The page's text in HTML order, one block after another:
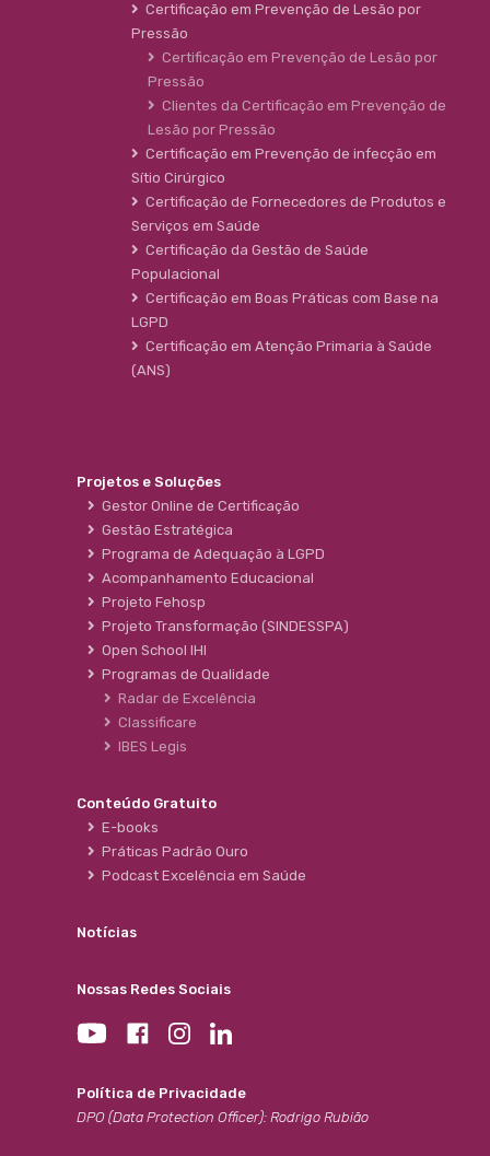
Certificação em Prevenção de Lesão por
Pressão
Certificação em Prevenção de Lesão por
Pressão
Clientes da Certificação em Prevenção de
Lesão por Pressão
Certificação em Prevenção de infecção em
Sítio Cirúrgico
Certificação de Fornecedores de Produtos e
Serviços em Saúde
Certificação da Gestão de Saúde
Populacional
Certificação em Boas Práticas com Base na
LGPD
Certificação em Atenção Primaria à Saúde
(ANS)
Projetos e Soluções
Gestor Online de Certificação
Gestão Estratégica
Programa de Adequação à LGPD
Acompanhamento Educacional
Projeto Fehosp
Projeto Transformação (SINDESSPA)
Open School IHI
Programas de Qualidade
Radar de Excelência
Classificare
IBES Legis
Conteúdo Gratuito
E-books
Práticas Padrão Ouro
Podcast Excelência em Saúde
Notícias
Nossas Redes Sociais
Política de Privacidade
DPO (Data Protection Officer): Rodrigo Rubião